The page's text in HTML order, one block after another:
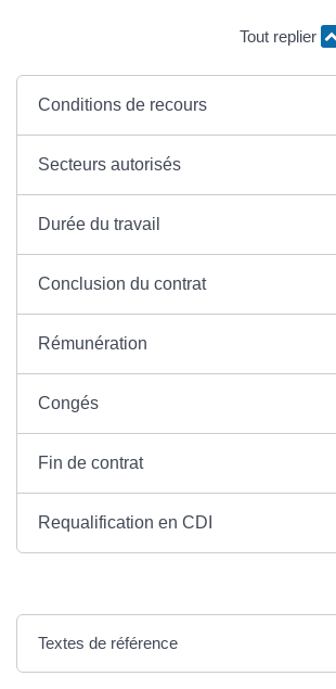
Tout replier
Conditions de recours
Secteurs autorisés
Durée du travail
Conclusion du contrat
Rémunération
Congés
Fin de contrat
Requalification en CDI
Textes de référence